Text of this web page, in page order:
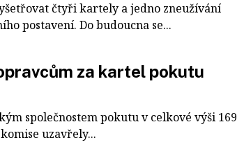
čtyři kartely a jedno zneužívání
postavení. Do budoucna se...
za kartel pokutu
společnostem pokutu v celkové výši 169
uzavřely...